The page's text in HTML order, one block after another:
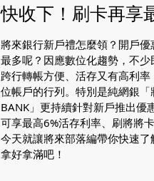
快收下！刷卡再享
將來銀行新戶禮怎麼領？開戶
最多呢？因應數位化趨勢，不
跨行轉帳方便、活存又有高利
位帳戶的行列。特別是純網銀「
BANK」更持續針對新戶推出優
可享最高6%活存利率、刷將將
今天就讓將來部落編帶你快速
拿好拿滿吧！